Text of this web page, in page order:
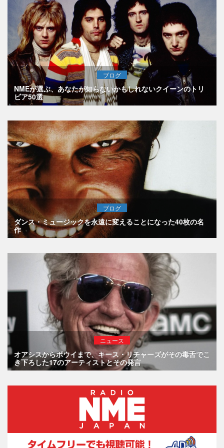
ブログ
NMEが選ぶ、あなたが知らないかもしれないクイーンのトリ
ビア50選
ブログ
ダンス・ミュージックを永遠に変えることになった40枚の名
作
ニュース
オアシスからボウイまで、キース・リチャーズがその毒舌でこ
き下ろした17のアーティストとその発言